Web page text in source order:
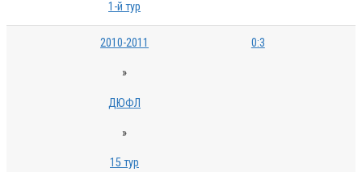
1-й тур
2010-2011
»
ДЮФЛ
»
15 тур
0:3